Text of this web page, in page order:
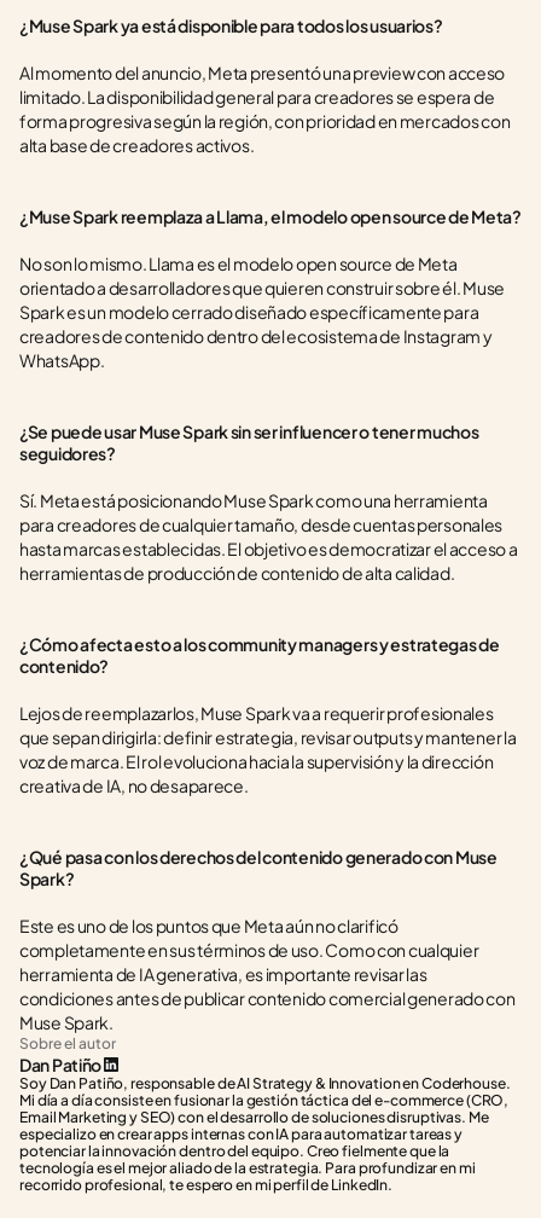
¿Muse Spark ya está disponible para todos los usuarios?
Al momento del anuncio, Meta presentó una preview con acceso
limitado. La disponibilidad general para creadores se espera de
forma progresiva según la región, con prioridad en mercados con
alta base de creadores activos.
¿Muse Spark reemplaza a Llama, el modelo open source de Meta?
No son lo mismo. Llama es el modelo open source de Meta
orientado a desarrolladores que quieren construir sobre él. Muse
Spark es un modelo cerrado diseñado específicamente para
creadores de contenido dentro del ecosistema de Instagram y
WhatsApp.
¿Se puede usar Muse Spark sin ser influencer o tener muchos
seguidores?
Sí. Meta está posicionando Muse Spark como una herramienta
para creadores de cualquier tamaño, desde cuentas personales
hasta marcas establecidas. El objetivo es democratizar el acceso a
herramientas de producción de contenido de alta calidad.
¿Cómo afecta esto a los community managers y estrategas de
contenido?
Lejos de reemplazarlos, Muse Spark va a requerir profesionales
que sepan dirigirla: definir estrategia, revisar outputs y mantener la
voz de marca. El rol evoluciona hacia la supervisión y la dirección
creativa de IA, no desaparece.
¿Qué pasa con los derechos del contenido generado con Muse
Spark?
Este es uno de los puntos que Meta aún no clarificó
completamente en sus términos de uso. Como con cualquier
herramienta de IA generativa, es importante revisar las
condiciones antes de publicar contenido comercial generado con
Muse Spark.
Sobre el autor
Dan Patiño
Soy Dan Patiño, responsable de AI Strategy & Innovation en Coderhouse.
Mi día a día consiste en fusionar la gestión táctica del e-commerce (CRO,
Email Marketing y SEO) con el desarrollo de soluciones disruptivas. Me
especializo en crear apps internas con IA para automatizar tareas y
potenciar la innovación dentro del equipo. Creo fielmente que la
tecnología es el mejor aliado de la estrategia. Para profundizar en mi
recorrido profesional, te espero en mi perfil de LinkedIn.